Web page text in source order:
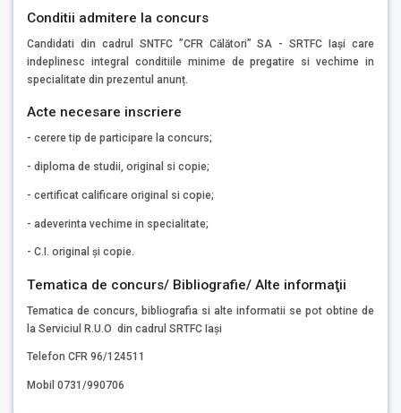
Conditii admitere la concurs
Candidati din cadrul SNTFC ”CFR Călători” SA - SRTFC Iași care
indeplinesc integral conditiile minime de pregatire si vechime in
specialitate din prezentul anunț.
Acte necesare inscriere
- cerere tip de participare la concurs;
- diploma de studii, original si copie;
- certificat calificare original si copie;
- adeverinta vechime in specialitate;
- C.I. original și copie.
Tematica de concurs/ Bibliografie/ Alte informaţii
Tematica de concurs, bibliografia si alte informatii se pot obtine de
la Serviciul R.U.O din cadrul SRTFC Iași
Telefon CFR 96/124511
Mobil 0731/990706